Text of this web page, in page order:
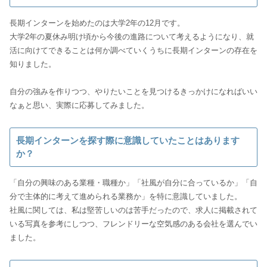
長期インターンを始めたのは大学2年の12月です。
大学2年の夏休み明け頃から今後の進路について考えるようになり、就
活に向けてできることは何か調べていくうちに長期インターンの存在を
知りました。
自分の強みを作りつつ、やりたいことを見つけるきっかけになればいい
長期インターンを探す際に意識していたことはあります
か？
「自分の興味のある業種・職種か」「社風が自分に合っているか」「自
分で主体的に考えて進められる業務か」を特に意識していました。
社風に関しては、私は堅苦しいのは苦手だったので、求人に掲載されて
いる写真を参考にしつつ、フレンドリーな空気感のある会社を選んでい